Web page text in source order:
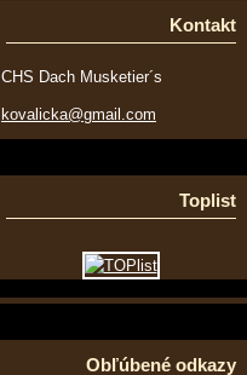
Kontakt
CHS Dach Musketier´s
kovalicka@gmail.com
Toplist
Obľúbené odkazy